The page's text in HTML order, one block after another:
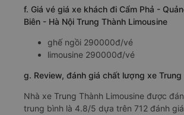
f. Giá vé giá xe khách đi Cẩm Phả -
Biên - Hà Nội Trung Thành Limousine
ghế ngồi 290000đ/vé
limousine 290000đ/vé
g. Review, đánh giá chất lượng xe Trung
Nhà xe Trung Thành Limousine được
trung bình là 4.8/5 dựa trên 712 đánh